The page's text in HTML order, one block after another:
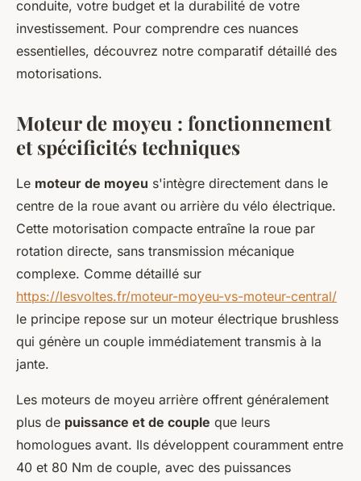
conduite, votre budget et la durabilité de votre
investissement. Pour comprendre ces nuances
essentielles, découvrez notre comparatif détaillé des
motorisations.
Moteur de moyeu : fonctionnement
et spécificités techniques
Le moteur de moyeu s'intègre directement dans le
centre de la roue avant ou arrière du vélo électrique.
Cette motorisation compacte entraîne la roue par
rotation directe, sans transmission mécanique
complexe. Comme détaillé sur
https://lesvoltes.fr/moteur-moyeu-vs-moteur-central/
le principe repose sur un moteur électrique brushless
qui génère un couple immédiatement transmis à la
jante.
Les moteurs de moyeu arrière offrent généralement
plus de puissance et de couple que leurs
homologues avant. Ils développent couramment entre
40 et 80 Nm de couple, avec des puissances